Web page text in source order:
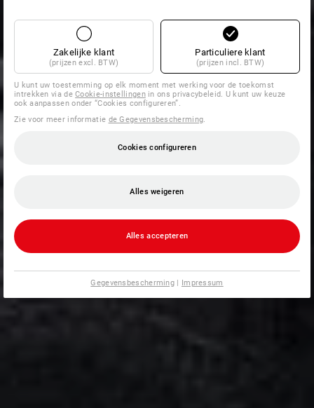
Zakelijke klant
(prijzen excl. BTW)
Particuliere klant
(prijzen incl. BTW)
U kunt uw toestemming op elk moment met werking voor de toekomst
intrekken via deCookie-instellingenin ons privacybeleid. U kunt uw keuze
ook aanpassen onder “Cookies configureren”.
Zie voor meer informatie de Gegevensbescherming
Cookies configureren
Alles weigeren
Alles accepteren
Gegevensbescherming | Impressum